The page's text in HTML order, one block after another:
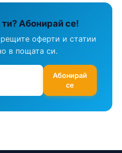
Абонирай се!
оферти и статии
в пощата си.
Абонирай
се